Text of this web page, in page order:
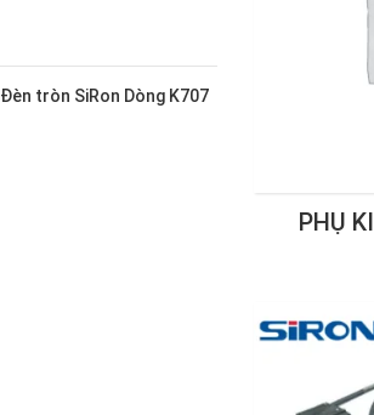
Đèn tròn SiRon Dòng K707
PHỤ